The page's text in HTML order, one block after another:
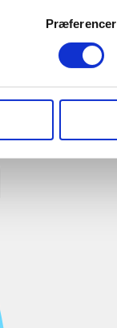
Præferencer